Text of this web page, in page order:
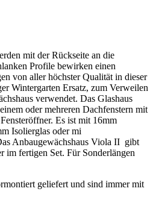
mit der Rückseite an die
Profile bewirken einen
von aller höchster Qualität in dieser
Wintergarten Ersatz, zum Verweilen
verwendet. Das Glashaus
oder mehreren Dachfenstern mit
Es ist mit 16mm
Isolierglas oder mi
Anbaugewächshaus Viola II gibt
im fertigen Set. Für Sonderlängen
geliefert und sind immer mit